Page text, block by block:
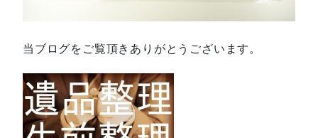
当ブログをご覧頂きありがとうございます。